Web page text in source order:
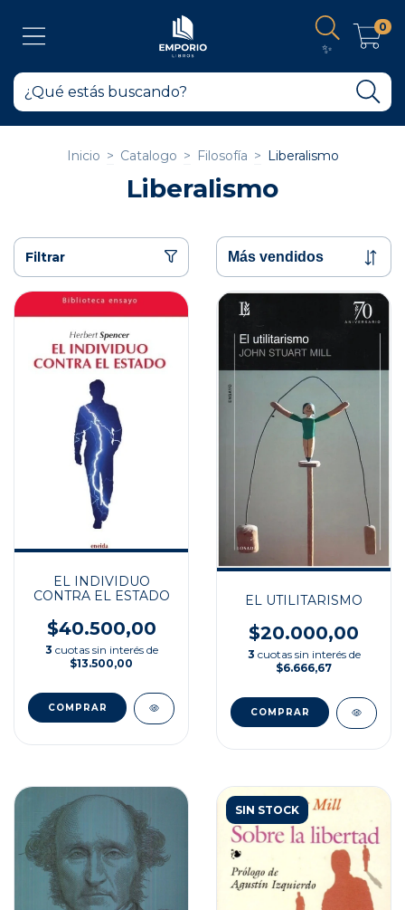
✨
0
Inicio > Catalogo > Filosofía > Liberalismo
Liberalismo
Filtrar
EL INDIVIDUO
CONTRA EL ESTADO
$40.500,00
3 cuotas sin interés de
$13.500,00
EL UTILITARISMO
$20.000,00
3 cuotas sin interés de
$6.666,67
SIN STOCK